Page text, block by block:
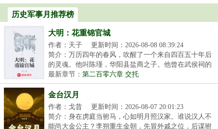
历史军事月推荐榜
大明：花重锦官城
作者：天子
更新时间：2026-08-08 08:39:24
简介：万历四年的春风，吹醒了一个来自四百五十年后
的灵魂。他叫陈瑾，华阳县盐商之子。他曾在武侯祠的
森...
最新章节： 第二百零六章 交托
金台汉月
作者：戈昔
更新时间：2026-08-07 20:01:23
简介：身在虏庭当驸马，心如明月照汉家。谁说汉人不
能尚大金公主？李朔重生金朝，先冒外戚之位，后谋驸